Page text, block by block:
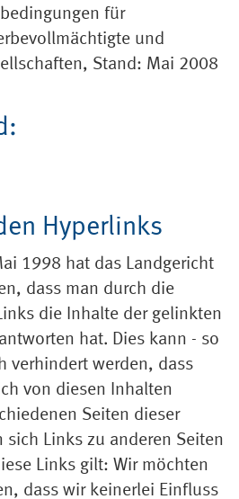
für
und
Stand: Mai 2008
Hyperlinks
1998 hat das Landgericht
dass man durch die
die Inhalte der gelinkten
hat. Dies kann - so
verhindert werden, dass
von diesen Inhalten
Seiten dieser
sich Links zu anderen Seiten
Links gilt: Wir möchten
dass wir keinerlei Einfluss